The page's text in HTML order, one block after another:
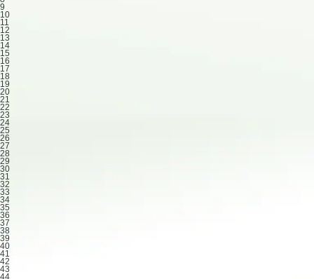
9
10
11
12
13
14
15
16
17
18
19
20
21
22
23
24
25
26
27
28
29
30
31
32
33
34
35
36
37
38
39
40
41
42
43
44